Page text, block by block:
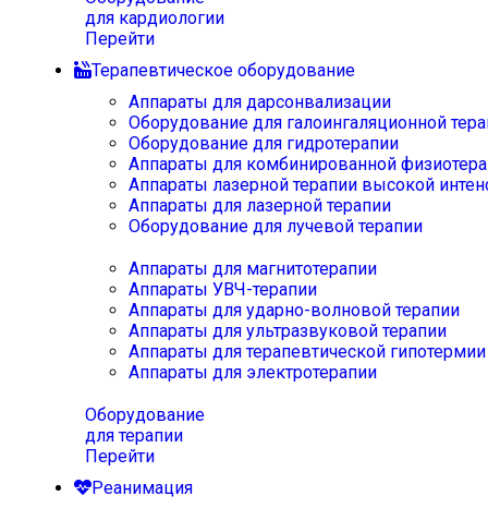
для кардиологии
Перейти
Терапевтическое оборудование
Аппараты для дарсонвализации
Оборудование для галоингаляционной
Оборудование для гидротерапии
Аппараты для комбинированной
Аппараты лазерной терапии высокой
Аппараты для лазерной терапии
Оборудование для лучевой терапии
Аппараты для магнитотерапии
Аппараты УВЧ-терапии
Аппараты для ударно-волновой терапии
Аппараты для ультразвуковой терапии
Аппараты для терапевтической
Аппараты для электротерапии
Оборудование
для терапии
Перейти
Реанимация